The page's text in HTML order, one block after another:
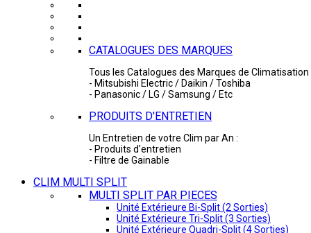
CATALOGUES DES MARQUES
Tous les Catalogues des Marques de Climatisation
- Mitsubishi Electric / Daikin / Toshiba
- Panasonic / LG / Samsung / Etc
PRODUITS D'ENTRETIEN
Un Entretien de votre Clim par An :
- Produits d'entretien
- Filtre de Gainable
CLIM MULTI SPLIT
MULTI SPLIT PAR PIECES
Unité Extérieure Bi-Split (2 Sorties)
Unité Extérieure Tri-Split (3 Sorties)
Unité Extérieure Quadri-Split (4 Sorties)